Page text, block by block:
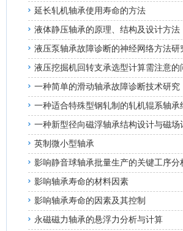
延长轧机轴承使用寿命的方法
液体静压轴承的原理、结构及设计方法
液压泵轴承故障诊断的神经网络方法研
液压挖掘机回转支承选型计算需注意的
一种简单的滑动轴承故障诊断技术研究
一种适合特殊型钢轧制的轧机辊系轴承
一种新型径向磁浮轴承结构设计与磁场
英制微小型轴承
影响静音球轴承批量生产的关键工序分
影响轴承寿命的材料因素
影响轴承寿命的因素及其控制
永磁磁力轴承的悬浮力分析与计算